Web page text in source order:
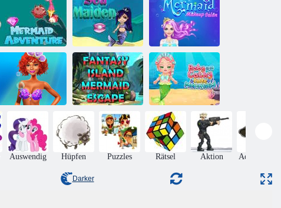
Meerjungfrauen-
Abenteuer
Seejungfrau
Meerjungfrau-
Make-up-Salon
Die trendige
Meerjungfrau
Fantasy Island
Meerjungfrau
Baby Cathy
Ep34 Süße
Meerjungfrau
Auswendig Hüpfen Puzzles Rätsel Aktion Adventures
Darker